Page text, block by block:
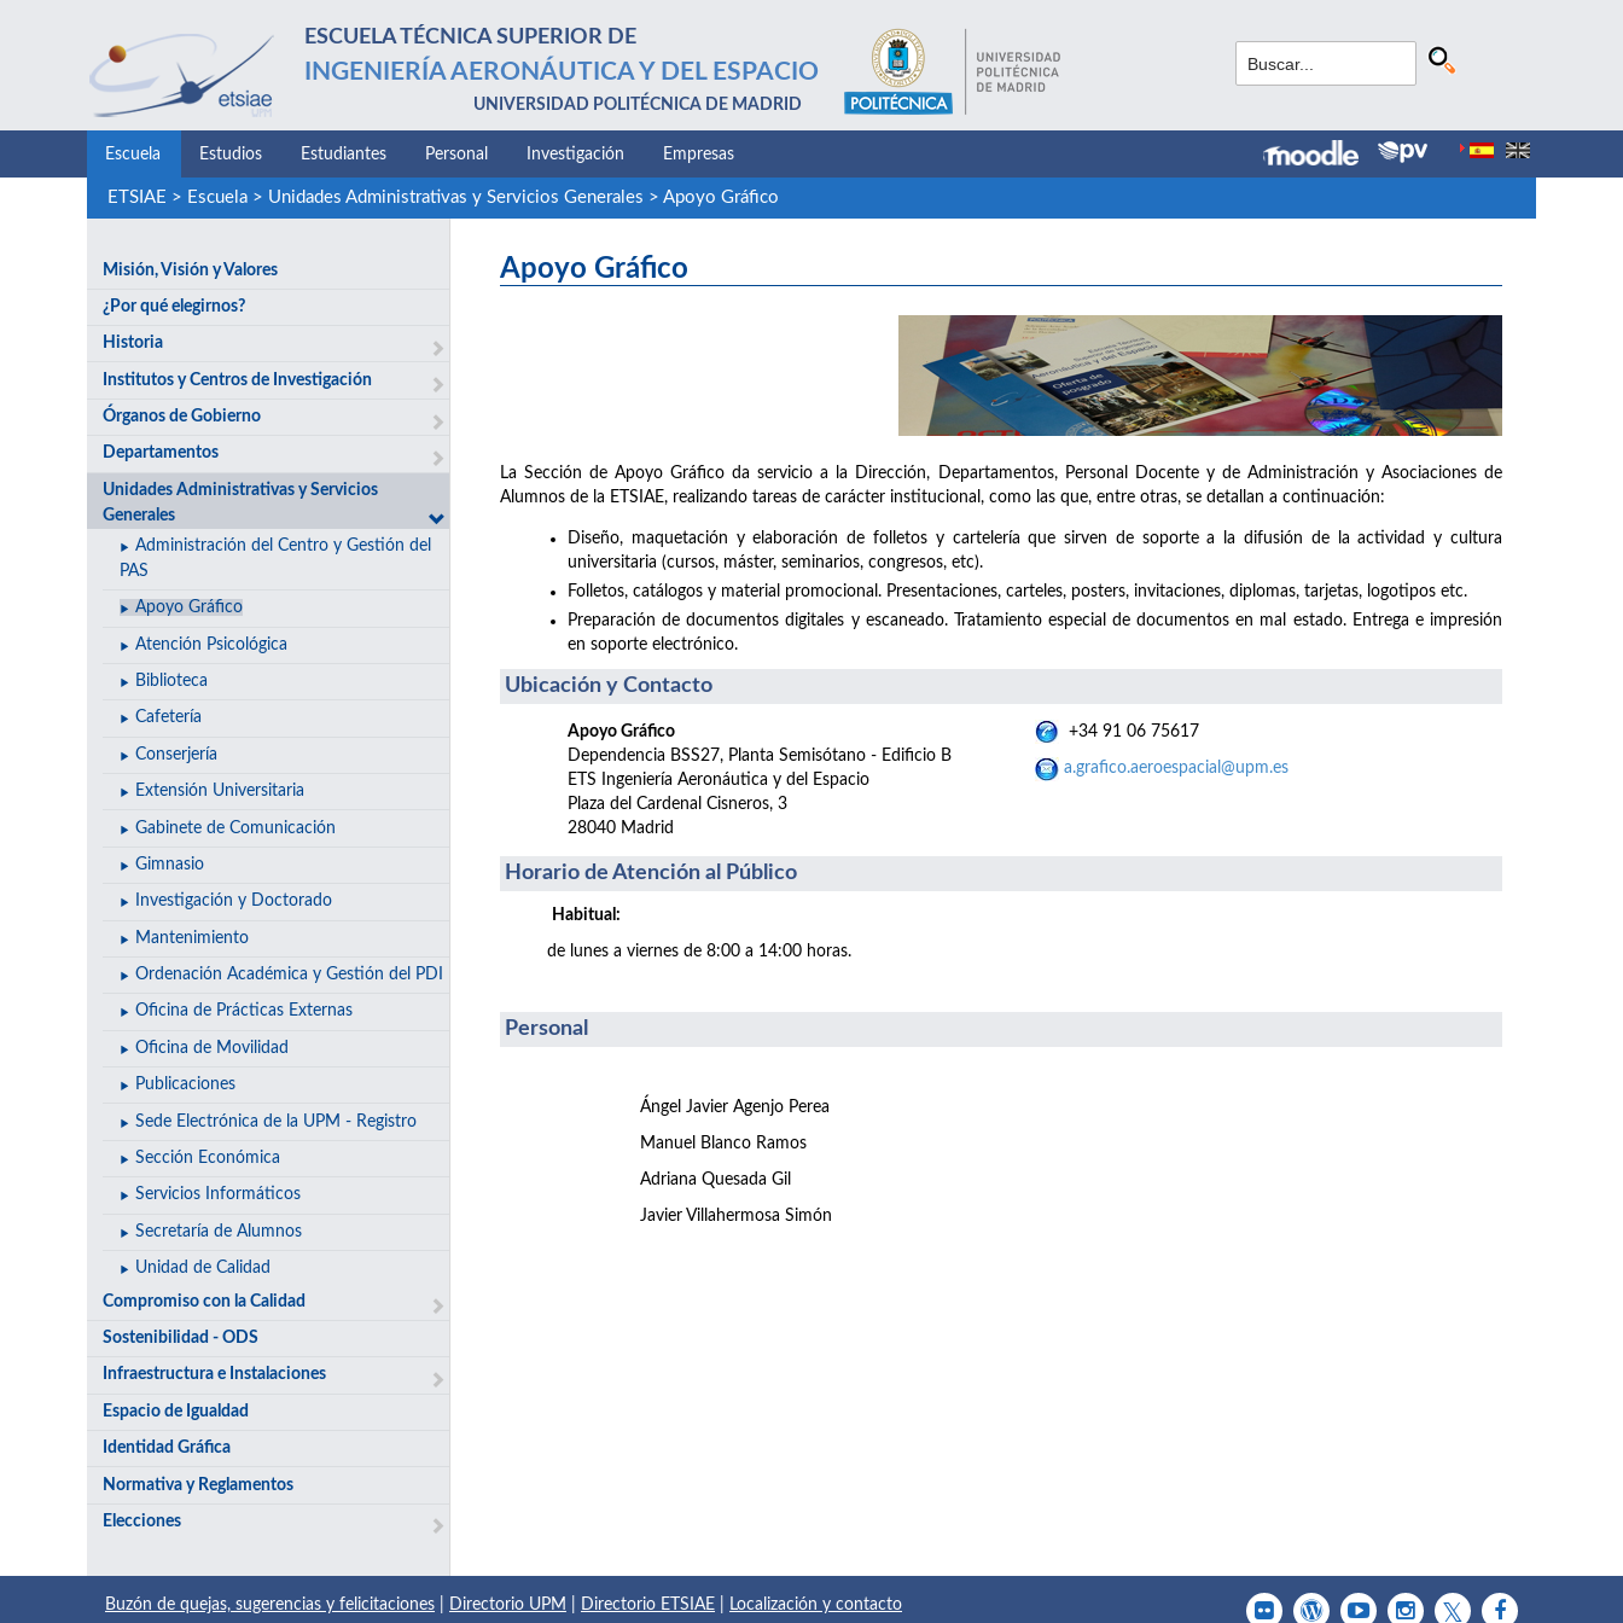
ESCUELA TÉCNICA SUPERIOR DE
INGENIERÍA AERONÁUTICA Y DEL ESPACIO
UNIVERSIDAD POLITÉCNICA DE MADRID
Escuela Estudios Estudiantes Personal Investigación Empresas
ETSIAE > Escuela> Unidades Administrativas y Servicios Generales > Apoyo Gráfico
Misión, Visión y Valores
¿Por qué elegirnos?
Historia
Institutos y Centros de Investigación
Órganos de Gobierno
Departamentos
Unidades Administrativas y Servicios
Generales
Administración del Centro y Gestión del
PAS
Apoyo Gráfico
Atención Psicológica
Biblioteca
Cafetería
Conserjería
Extensión Universitaria
Gabinete de Comunicación
Gimnasio
Investigación y Doctorado
Mantenimiento
Ordenación Académica y Gestión del PDI
Oficina de Prácticas Externas
Oficina de Movilidad
Publicaciones
Sede Electrónica de la UPM - Registro
Sección Económica
Servicios Informáticos
Secretaría de Alumnos
Unidad de Calidad
Compromiso con la Calidad
Sostenibilidad - ODS
Infraestructura e Instalaciones
Espacio de Igualdad
Identidad Gráfica
Normativa y Reglamentos
Elecciones
Apoyo Gráfico
La Sección de Apoyo Gráfico da servicio a la Dirección, Departamentos, Personal Docente y de Administración y Asociaciones de
Alumnos de la ETSIAE, realizando tareas de carácter institucional, como las que, entre otras, se detallan a continuación:
Diseño, maquetación y elaboración de folletos y cartelería que sirven de soporte a la difusión de la actividad y cultura
universitaria (cursos, máster, seminarios, congresos, etc).
Folletos, catálogos y material promocional. Presentaciones, carteles, posters, invitaciones, diplomas, tarjetas, logotipos etc.
Preparación de documentos digitales y escaneado. Tratamiento especial de documentos en mal estado. Entrega e impresión
en soporte electrónico.
Ubicación y Contacto
Apoyo Gráfico
Dependencia BSS27, Planta Semisótano - Edificio B
ETS Ingeniería Aeronáutica y del Espacio
Plaza del Cardenal Cisneros, 3
28040 Madrid
+34 91 06 75617
a.grafico.aeroespacial@upm.es
Horario de Atención al Público
Habitual:
de lunes a viernes de 8:00 a 14:00 horas.
Personal
Ángel Javier Agenjo Perea
Manuel Blanco Ramos
Adriana Quesada Gil
Javier Villahermosa Simón
Buzón de quejas, sugerencias y felicitaciones Directorio UPM Directorio ETSIAE Localización y contacto